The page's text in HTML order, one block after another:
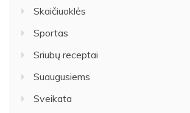
Skaičiuoklės
Sportas
Sriubų receptai
Suaugusiems
Sveikata